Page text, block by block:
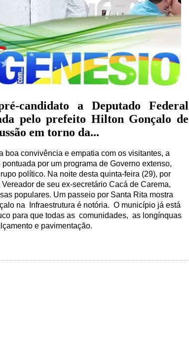
candidato a Deputado Federal
pelo prefeito Hilton Gonçalo de
em torno da...
boa convivência e empatia com os visitantes, a
por um programa de Governo extenso,
político. Na noite desta quinta-feira (29), por
de seu ex-secretário Cacá de Carema,
populares. Um passeio por Santa Rita mostra
na Infraestrutura é notória. O município já está
para que todas as comunidades, as longínquas
e pavimentação.